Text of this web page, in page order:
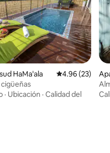
HaMa'ala Calificación
4.96 (23)
cigüeñas
· Ubicación · Calidad del